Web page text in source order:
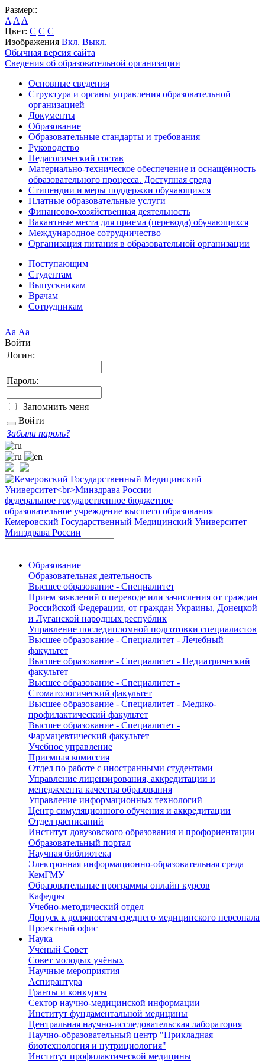
Размер::
A A A
Цвет: C C C
Изображения Вкл. Выкл.
Обычная версия сайта
Сведения об образовательной организации
Основные сведения
Структура и органы управления образовательной
организацией
Документы
Образование
Образовательные стандарты и требования
Руководство
Педагогический состав
Материально-техническое обеспечение и оснащённость
образовательного процесса. Доступная среда
Стипендии и меры поддержки обучающихся
Платные образовательные услуги
Финансово-хозяйственная деятельность
Вакантные места для приема (перевода) обучающихся
Международное сотрудничество
Организация питания в образовательной организации
Поступающим
Студентам
Выпускникам
Врачам
Сотрудникам
Аа Аа
Войти
Логин:
Пароль:
Запомнить меня
Войти
Забыли пароль?
федеральное государственное бюджетное
образовательное учреждение высшего образования
Кемеровский Государственный Медицинский Университет
Минздрава России
Образование
Образовательная деятельность
Высшее образование - Специалитет
Прием заявлений о переводе или зачисления от граждан
Российской Федерации, от граждан Украины, Донецкой
и Луганской народных республик
Управление последипломной подготовки специалистов
Высшее образование - Специалитет - Лечебный
факультет
Высшее образование - Специалитет - Педиатрический
факультет
Высшее образование - Специалитет -
Стоматологический факультет
Высшее образование - Специалитет - Медико-
профилактический факультет
Высшее образование - Специалитет -
Фармацевтический факультет
Учебное управление
Приемная комиссия
Отдел по работе с иностранными студентами
Управление лицензирования, аккредитации и
менеджмента качества образования
Управление информационных технологий
Центр симуляционного обучения и аккредитации
Отдел расписаний
Институт довузовского образования и профориентации
Образовательный портал
Научная библиотека
Электронная информационно-образовательная среда
КемГМУ
Образовательные программы онлайн курсов
Кафедры
Учебно-методический отдел
Допуск к должностям среднего медицинского персонала
Проектный офис
Наука
Учёный Cовет
Совет молодых учёных
Научные мероприятия
Аспирантура
Гранты и конкурсы
Сектор научно-медицинской информации
Институт фундаментальной медицины
Центральная научно-исследовательская лаборатория
Научно-образовательный центр "Прикладная
биотехнология и нутрициология"
Институт профилактической медицины